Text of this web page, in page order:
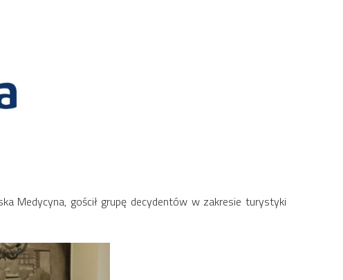
Medycyna, gościł grupę decydentów w zakresie turystyki